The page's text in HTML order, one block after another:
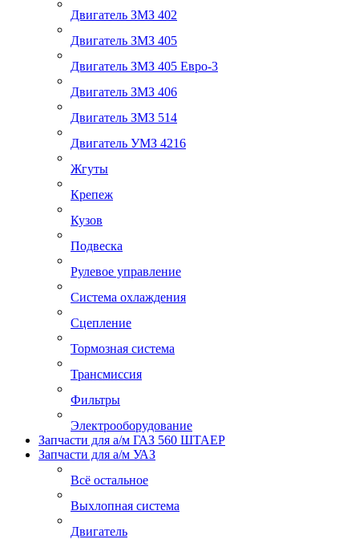
Двигатель ЗМЗ 402
Двигатель ЗМЗ 405
Двигатель ЗМЗ 405 Евро-3
Двигатель ЗМЗ 406
Двигатель ЗМЗ 514
Двигатель УМЗ 4216
Жгуты
Крепеж
Кузов
Подвеска
Рулевое управление
Система охлаждения
Сцепление
Тормозная система
Трансмиссия
Фильтры
Электрооборудование
Запчасти для а/м ГАЗ 560 ШТАЕР
Запчасти для а/м УАЗ
Всё остальное
Выхлопная система
Двигатель